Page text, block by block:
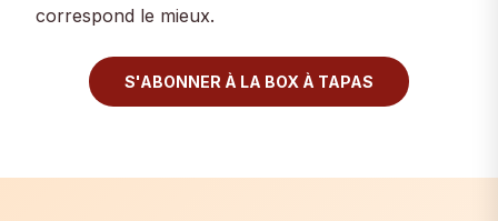
correspond le mieux.
S'ABONNER À LA BOX À TAPAS